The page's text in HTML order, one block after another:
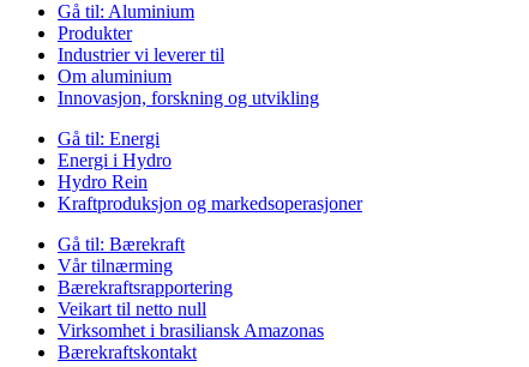
Gå til: Aluminium
Produkter
Industrier vi leverer til
Om aluminium
Innovasjon, forskning og utvikling
Gå til: Energi
Energi i Hydro
Hydro Rein
Kraftproduksjon og markedsoperasjoner
Gå til: Bærekraft
Vår tilnærming
Bærekraftsrapportering
Veikart til netto null
Virksomhet i brasiliansk Amazonas
Bærekraftskontakt